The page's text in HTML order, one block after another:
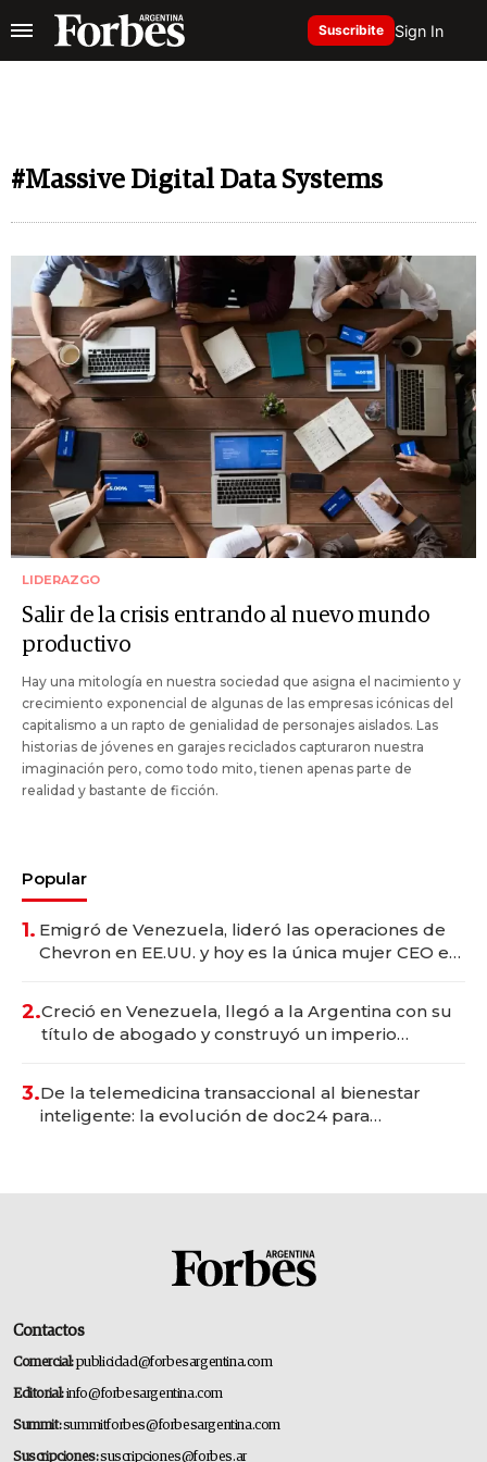
Suscribite Sign In
#Massive Digital Data Systems
LIDERAZGO
Salir de la crisis entrando al nuevo mundo
productivo
Hay una mitología en nuestra sociedad que asigna el nacimiento y
crecimiento exponencial de algunas de las empresas icónicas del
capitalismo a un rapto de genialidad de personajes aislados. Las
historias de jóvenes en garajes reciclados capturaron nuestra
imaginación pero, como todo mito, tienen apenas parte de
realidad y bastante de ficción.
Popular
1. Emigró de Venezuela, lideró las operaciones de
Chevron en EE.UU. y hoy es la única mujer CEO en
2.Creció en Venezuela, llegó a la Argentina con su
título de abogado y construyó un imperio
3.De la telemedicina transaccional al bienestar
inteligente: la evolución de doc24 para
Contactos
Comercial:publicidad@forbesargentina.com
Editorial:info@forbesargentina.com
Summit:summitforbes@forbesargentina.com
Suscripciones:suscripciones@forbes.ar